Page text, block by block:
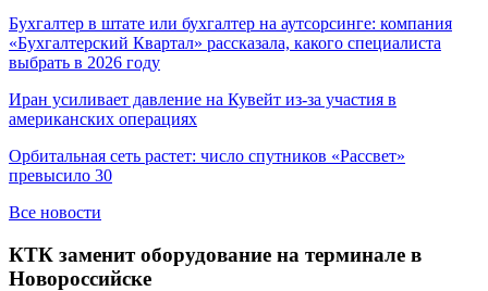
Бухгалтер в штате или бухгалтер на аутсорсинге: компания
«Бухгалтерский Квартал» рассказала, какого специалиста
выбрать в 2026 году
Иран усиливает давление на Кувейт из-за участия в
американских операциях
Орбитальная сеть растет: число спутников «Рассвет»
превысило 30
Все новости
КТК заменит оборудование на терминале в
Новороссийске